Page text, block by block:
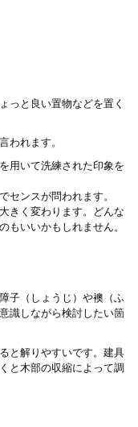
っと良い置物などを置く
われます。
用いて洗練された印象を
センスが問われます。
きく変わります。どんな
もいいかもしれません。
子（しょうじ）や襖（ふ
識しながら検討したい箇
と解りやすいです。建具
と木部の収縮によって調